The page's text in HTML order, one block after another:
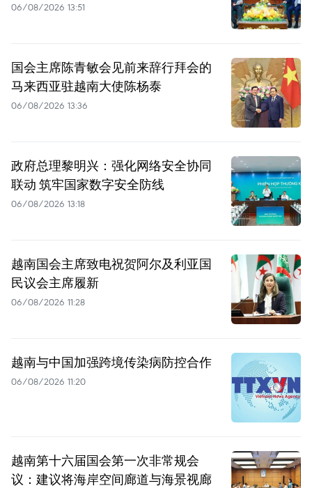
06/08/2026 13:51
国会主席陈青敏会见前来辞行拜会的
马来西亚驻越南大使陈杨泰
06/08/2026 13:36
政府总理黎明兴：强化网络安全协同
联动 筑牢国家数字安全防线
06/08/2026 13:18
越南国会主席致电祝贺阿尔及利亚国
民议会主席履新
06/08/2026 11:28
越南与中国加强跨境传染病防控合作
06/08/2026 11:20
越南第十六届国会第一次非常规会
议：建议将海岸空间廊道与海景视廊